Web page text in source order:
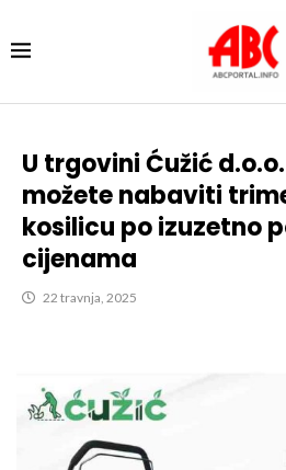
U trgovini Ćužić
možete nabaviti
kosilicu po izuzetno
cijenama
22 travnja, 2025